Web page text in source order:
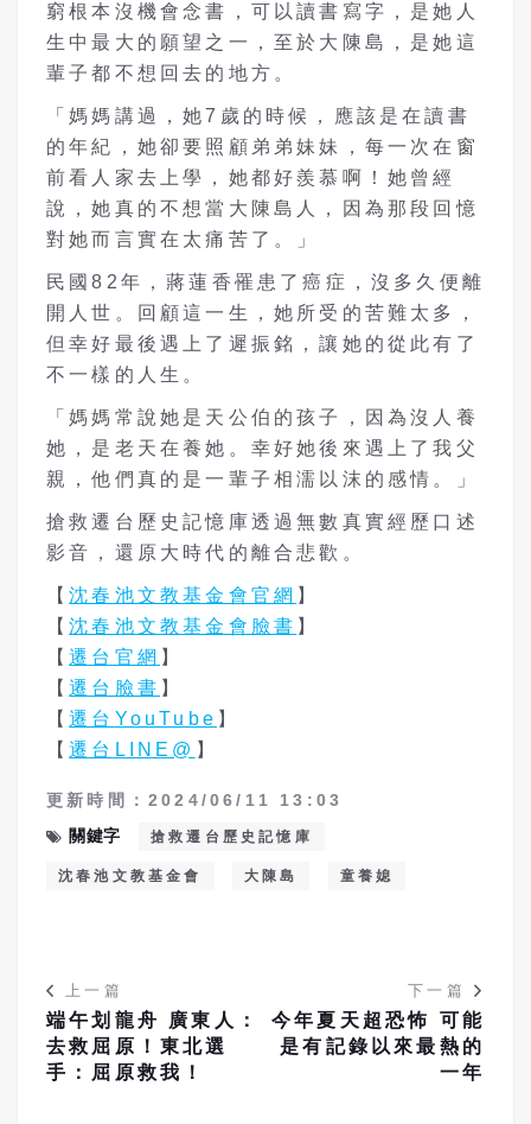
窮根本沒機會念書，可以讀書寫字，是她人
生中最大的願望之一，至於大陳島，是她這
輩子都不想回去的地方。
「媽媽講過，她7歲的時候，應該是在讀書
的年紀，她卻要照顧弟弟妹妹，每一次在窗
前看人家去上學，她都好羨慕啊！她曾經
說，她真的不想當大陳島人，因為那段回憶
對她而言實在太痛苦了。」
民國82年，蔣蓮香罹患了癌症，沒多久便離
開人世。回顧這一生，她所受的苦難太多，
但幸好最後遇上了遲振銘，讓她的從此有了
不一樣的人生。
「媽媽常說她是天公伯的孩子，因為沒人養
她，是老天在養她。幸好她後來遇上了我父
親，他們真的是一輩子相濡以沫的感情。」
搶救遷台歷史記憶庫透過無數真實經歷口述
影音，還原大時代的離合悲歡。
【沈春池文教基金會官網 】
【沈春池文教基金會臉書 】
【遷台官網 】
【遷台臉書 】
【遷台 YouTube 】
【遷台 LINE@ 】
更新時間：2024/06/11 13:03
關鍵字
搶救遷台歷史記憶庫
沈春池文教基金會 大陳島 童養媳
上一篇
端午划龍舟 廣東人：
去救屈原！東北選
手：屈原救我！
下一篇
今年夏天超恐怖 可能
是有記錄以來最熱的
一年